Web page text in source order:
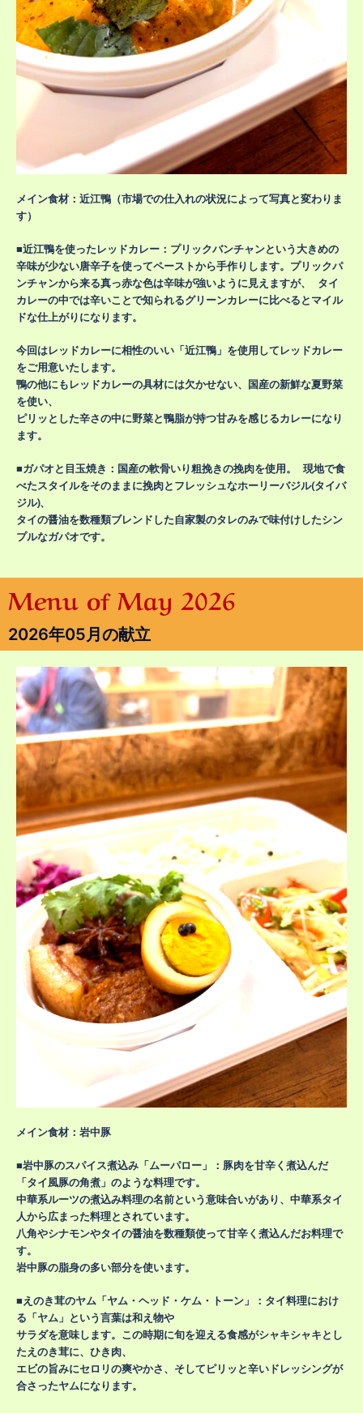
メイン食材：近江鴨（市場での仕入れの状況によって写真と変わりま
す）
■近江鴨を使ったレッドカレー：プリックバンチャンという大きめの
辛味が少ない唐辛子を使ってペーストから手作りします。プリックパ
ンチャンから来る真っ赤な色は辛味が強いように見えますが、 タイ
カレーの中では辛いことで知られるグリーンカレーに比べるとマイル
ドな仕上がりになります。
今回はレッドカレーに相性のいい「近江鴨」を使用してレッドカレー
をご用意いたします。
鴨の他にもレッドカレーの具材には欠かせない、国産の新鮮な夏野菜
を使い、
ピリッとした辛さの中に野菜と鴨脂が持つ甘みを感じるカレーになり
ます。
■ガパオと目玉焼き：国産の軟骨いり粗挽きの挽肉を使用。 現地で食
べたスタイルをそのままに挽肉とフレッシュなホーリーバジル(タイバ
ジル)、
タイの醤油を数種類ブレンドした自家製のタレのみで味付けしたシン
プルなガパオです。
Menu of May 2026
2026年05月の献立
メイン食材：岩中豚
■岩中豚のスパイス煮込み「ムーパロー」：豚肉を甘辛く煮込んだ
「タイ風豚の角煮」のような料理です。
中華系ルーツの煮込み料理の名前という意味合いがあり、中華系タイ
人から広まった料理とされています。
八角やシナモンやタイの醤油を数種類使って甘辛く煮込んだお料理で
す。
岩中豚の脂身の多い部分を使います。
■えのき茸のヤム「ヤム・ヘッド・ケム・トーン」：タイ料理におけ
る「ヤム」という言葉は和え物や
サラダを意味します。この時期に旬を迎える食感がシャキシャキとし
たえのき茸に、ひき肉、
エビの旨みにセロリの爽やかさ、そしてピリッと辛いドレッシングが
合さったヤムになります。